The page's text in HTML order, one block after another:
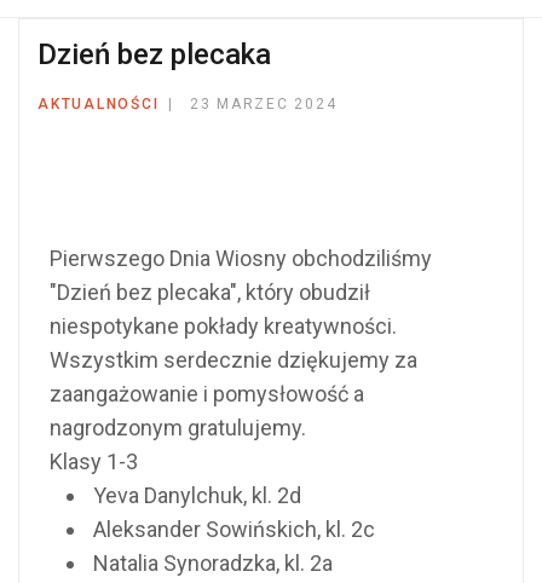
Dzień bez plecaka
AKTUALNOŚCI 23 MARZEC 2024
Pierwszego Dnia Wiosny obchodziliśmy
"Dzień bez plecaka", który obudził
niespotykane pokłady kreatywności.
Wszystkim serdecznie dziękujemy za
zaangażowanie i pomysłowość a
nagrodzonym gratulujemy.
Klasy 1-3
Yeva Danylchuk, kl. 2d
Aleksander Sowińskich, kl. 2c
Natalia Synoradzka, kl. 2a